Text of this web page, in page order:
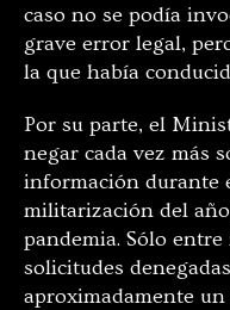
caso no se podía
grave error legal,
la que había
Por su parte, el
negar cada vez más
información durante
militarización del
pandemia. Sólo
solicitudes
aproximadamente